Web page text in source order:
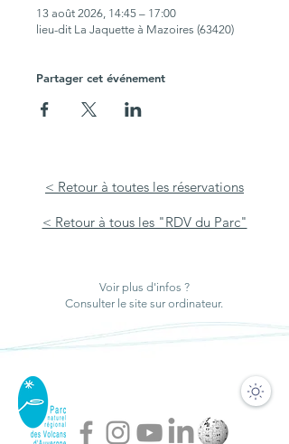
13 août 2026, 14:45 – 17:00
lieu-dit La Jaquette à Mazoires (63420)
Partager cet événement
< Retour à toutes les réservations
< Retour à tous les "RDV du Parc"
Voir plus d'infos ?
Consulter le site sur ordinateur.